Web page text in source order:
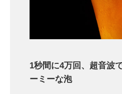
1秒間に4万回、超音波
ーミーな泡